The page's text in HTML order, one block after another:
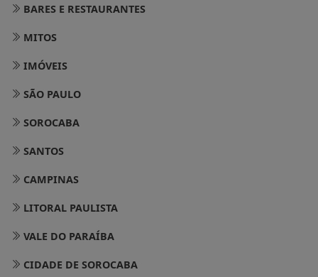
BARES E RESTAURANTES
MITOS
IMÓVEIS
SÃO PAULO
SOROCABA
SANTOS
CAMPINAS
LITORAL PAULISTA
VALE DO PARAÍBA
CIDADE DE SOROCABA